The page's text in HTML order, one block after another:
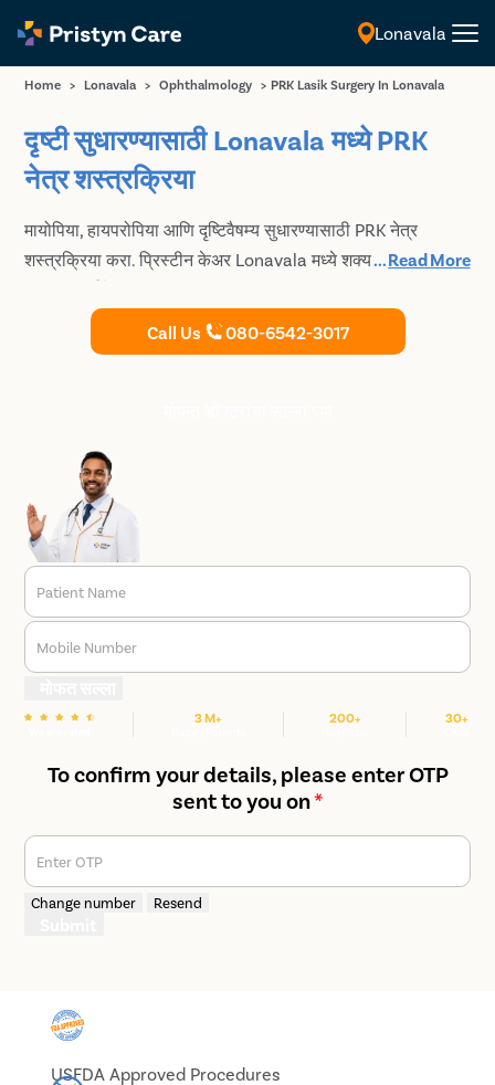
मराठी
Lonavala
Home > Lonavala > Ophthalmology > PRK Lasik Surgery In Lonavala
दृष्टी सुधारण्यासाठी Lonavala मध्ये PRK
नेत्र शस्त्रक्रिया
मायोपिया, हायपरोपिया आणि दृष्टिवैषम्य सुधारण्यासाठी PRK नेत्र
शस्त्रक्रिया करा. प्रिस्टीन केअर Lonavala मध्ये शक्य तितक्या
...Read More
Call Us 080-6542-3017
Patient Name
Mobile Number
3 M+ 200+ 30+
To confirm your details, please enter OTP
sent to you on*
Enter OTP
Change number Resend
USFDA Approved Procedures